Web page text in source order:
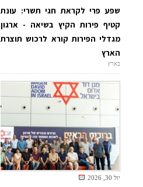
שפע פרי לקראת חגי תשרי: עונת
קטיף פירות הקיץ בשיאה - ארגון
מגדלי הפירות קורא לרכוש תוצרת
הארץ
בארץ
יול 30, 2026